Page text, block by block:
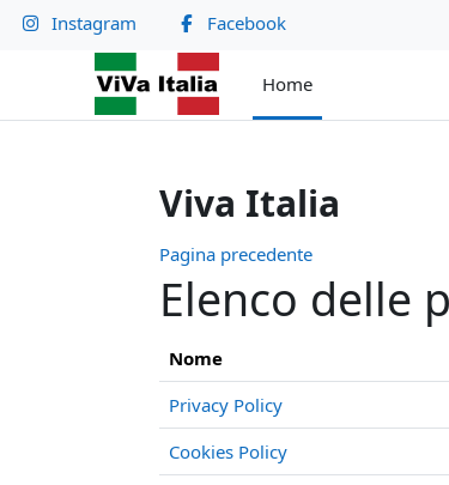
Vai al contenuto principale
Instagram Facebook
Home
Viva Italia
Pagina precedente
Elenco delle
Nome
Privacy Policy
Cookies Policy